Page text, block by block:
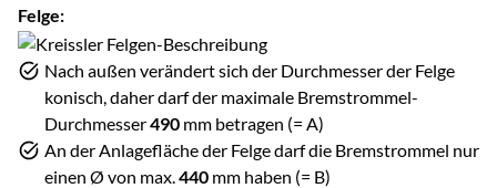
Felge:
Nach außen verändert sich der Durchmesser der Felge
konisch, daher darf der maximale Bremstrommel-
Durchmesser490 mm betragen (= A)
An der Anlagefläche der Felge darf die Bremstrommel nur
einen Ø von max.440 mm haben (= B)